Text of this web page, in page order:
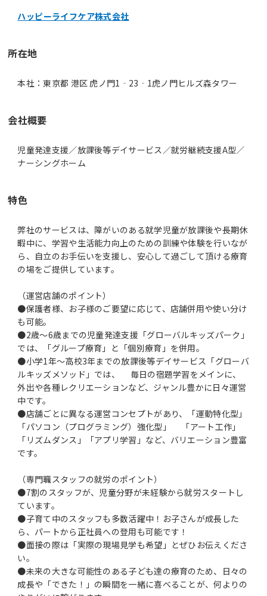
ハッピーライフケア株式会社
所在地
本社：東京都 港区 虎ノ門1‐23‐1虎ノ門ヒルズ森タワー
会社概要
児童発達支援／放課後等デイサービス／就労継続支援A型／
ナーシングホーム
特色
弊社のサービスは、障がいのある就学児童が放課後や長期休
暇中に、学習や生活能力向上のための訓練や体験を行いなが
ら、自立のお手伝いを支援し、安心して過ごして頂ける療育
の場をご提供しています。
（運営店舗のポイント）
●保護者様、お子様のご要望に応じて、店舗併用や使い分け
も可能。
●2歳～6歳までの児童発達支援「グローバルキッズパーク」
では、「グループ療育」と「個別療育」を併用。
●小学1年～高校3年までの放課後等デイサービス「グローバ
ルキッズメソッド」では、 毎日の宿題学習をメインに、
外出や各種レクリエーションなど、ジャンル豊かに日々運営
中です。
●店舗ごとに異なる運営コンセプトがあり、「運動特化型」
「パソコン（プログラミング）強化型」 「アート工作」
「リズムダンス」「アプリ学習」など、バリエーション豊富
です。
（専門職スタッフの就労のポイント）
●7割のスタッフが、児童分野が未経験から就労スタートし
ています。
●子育て中のスタッフも多数活躍中！お子さんが成長した
ら、パートから正社員への登用も可能です！
●面接の際は「実際の現場見学も希望」とぜひお伝えくださ
い。
●未来の大きな可能性のある子ども達の療育のため、日々の
成長や「できた！」の瞬間を一緒に喜べることが、何よりの